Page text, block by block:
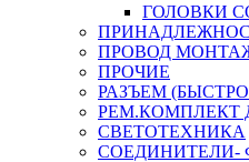
ГОЛОВКИ
ПРОВОД
ПРОЧИЕ
РАЗЪЕМ
РЕМ.КОМПЛЕКТ
СВЕТОТЕХНИКА
СОЕДИНИТЕЛИ-